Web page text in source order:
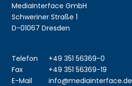
MediaInterface GmbH
Schweriner Straße 1
D-01067 Dresden
Telefon
+49 351 56369-0
Fax
+49 351 56369-19
E-Mail
info@mediainterface.de